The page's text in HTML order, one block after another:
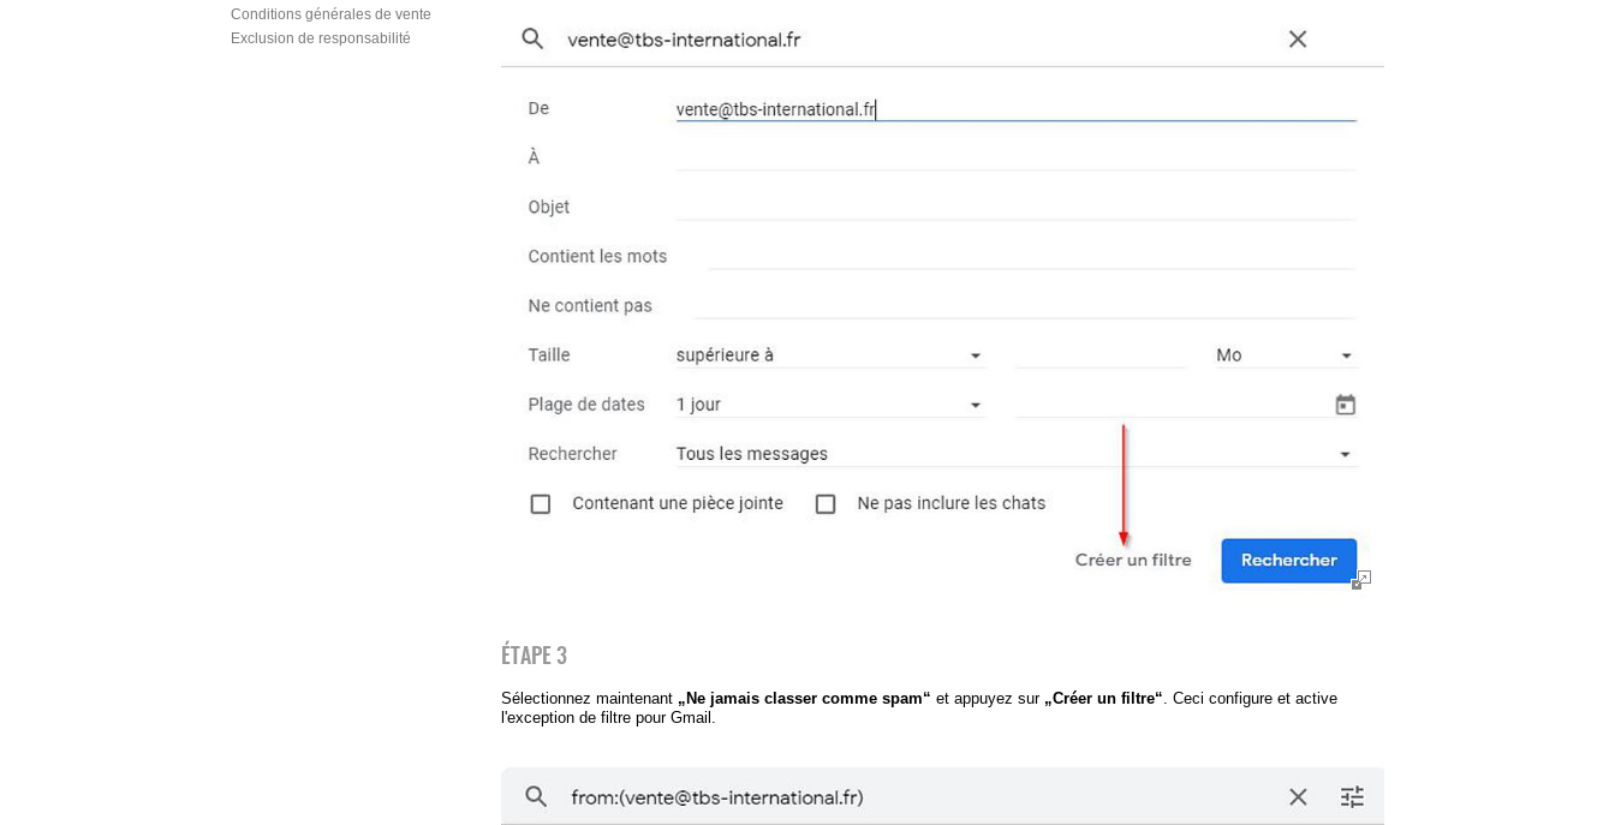
Conditions générales de vente
Exclusion de responsabilité
ÉTAPE 3
Sélectionnez maintenant „Ne jamais classer comme spam“ et appuyez sur „Créer un filtre“ . Ceci configure et active
l'exception de filtre pour Gmail.